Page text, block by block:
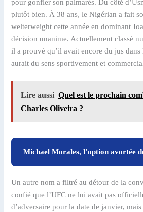
pour gonfler son palmarès. Du côté
plutôt bien. À 38 ans, le Nigérian a fait
welterweight cette année en dominant
décision unanime. Actuellement classé
il a prouvé qu’il avait encore du jus dans
aurait du sens sportivement et
Lire aussi Quel est le prochain
Charles Oliveira ?
Michael Morales, l’option avortée
Un autre nom a filtré au détour de la
confié que l’UFC ne lui avait pas
d’adversaire pour la date de janvier,